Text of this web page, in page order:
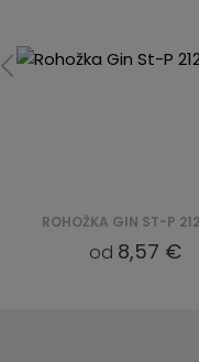
od 8,57 €